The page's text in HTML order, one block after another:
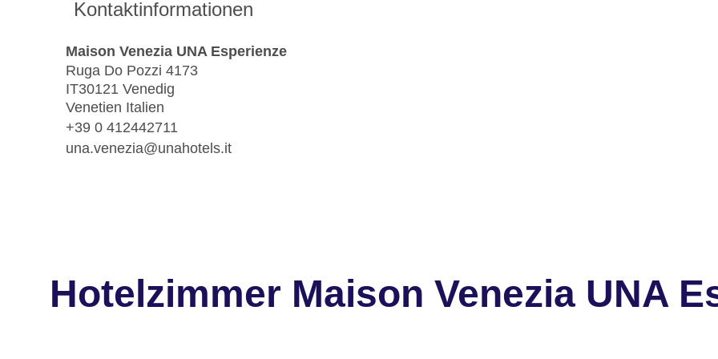
Kontaktinformationen
Maison Venezia UNA Esperienze
Ruga Do Pozzi 4173
IT30121 Venedig
Venetien Italien
+39 0 412442711
una.venezia@unahotels.it
Hotelzimmer Maison Venezia UNA